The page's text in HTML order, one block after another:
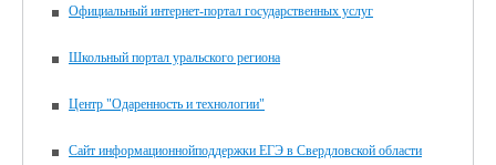
Официальный интернет-портал государственных услуг
Школьный портал уральского региона
Центр "Одаренность и технологии"
Сайт информационнойподдержки ЕГЭ в Свердловской области